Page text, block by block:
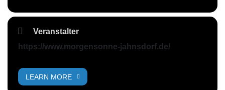
Veranstalter
https://www.morgensonne-jahnsdorf.de/
LEARN MORE